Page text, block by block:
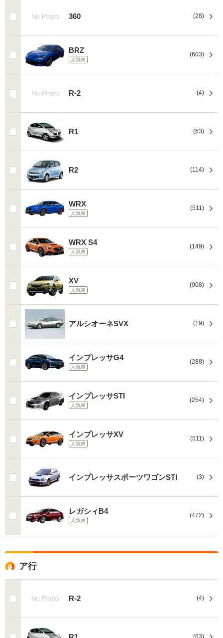
360 (28)
BRZ
人気車
(603)
R-2 (4)
R1 (63)
R2 (114)
WRX
人気車
(511)
WRX S4
人気車
(149)
XV
人気車
(908)
アルシオーネSVX (19)
インプレッサG4
人気車
(288)
インプレッサSTI
人気車
(254)
インプレッサXV
人気車
(511)
インプレッサスポーツワゴンSTI (3)
レガシィB4
人気車
(472)
ア行
R-2 (4)
(63)